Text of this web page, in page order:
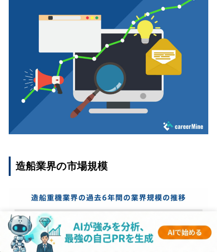
造船業界の市場規模